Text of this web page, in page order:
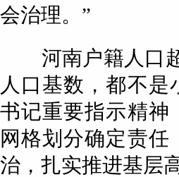
会治理。”
河南户籍人口超
人口基数，都不
书记重要指示精神
网格划分确定责
治，扎实推进基层